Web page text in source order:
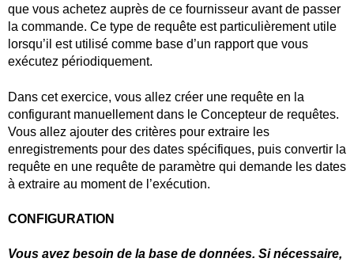
que vous achetez auprès de ce fournisseur avant de passer
la commande. Ce type de requête est particulièrement utile
lorsqu’il est utilisé comme base d’un rapport que vous
exécutez périodiquement.
Dans cet exercice, vous allez créer une requête en la
configurant manuellement dans le Concepteur de requêtes.
Vous allez ajouter des critères pour extraire les
enregistrements pour des dates spécifiques, puis convertir la
requête en une requête de paramètre qui demande les dates
à extraire au moment de l’exécution.
CONFIGURATION
Vous avez besoin de la base de données. Si nécessaire,